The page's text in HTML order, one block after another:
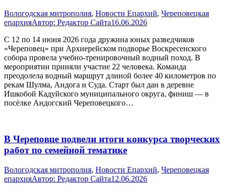
Вологодская митрополия, Новости Епархий, Череповецкая
епархияАвтор: Редактор Сайта16.06.2026
С 12 по 14 июня 2026 года дружина юных разведчиков
«Череповец» при Архиерейском подворье Воскресенского
собора провела учебно-тренировочный водный поход. В
мероприятии приняли участие 22 человека. Команда
преодолела водный маршрут длиной более 40 километров по
рекам Шулма, Андога и Суда. Старт был дан в деревне
Ишкобой Кадуйского муниципального округа, финиш — в
посёлке Андогский Череповецкого…
В Череповце подвели итоги конкурса творческих
работ по семейной тематике
Вологодская митрополия, Новости Епархий, Череповецкая
епархияАвтор: Редактор Сайта12.06.2026